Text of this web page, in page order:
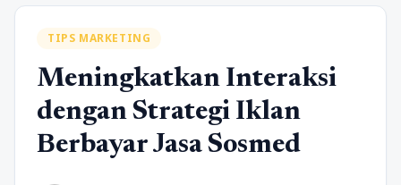
TIPS MARKETING
Meningkatkan Interaksi
dengan Strategi Iklan
Berbayar Jasa Sosmed